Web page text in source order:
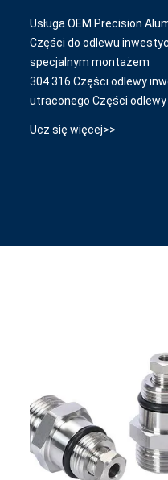
Usługa OEM Precision
Części do odlewu
specjalnym montażem
304 316 Części odlewy
utraconego Części
Ucz się więcej>>